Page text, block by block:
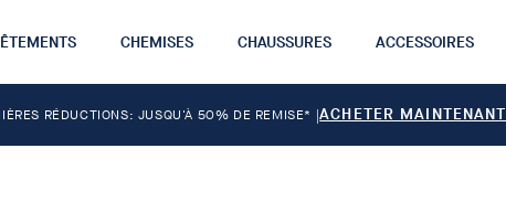
CHEMISES CHAUSSURES ACCESSOIRES
RÉDUCTIONS: JUSQU'À 50% DE REMISE* |ACHETER MAINTENANT